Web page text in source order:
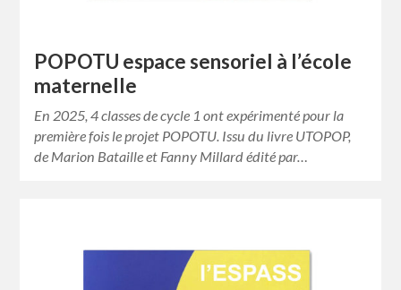
POPOTU espace sensoriel à l’école
maternelle
En 2025, 4 classes de cycle 1 ont expérimenté pour la
première fois le projet POPOTU. Issu du livre UTOPOP,
de Marion Bataille et Fanny Millard édité par…